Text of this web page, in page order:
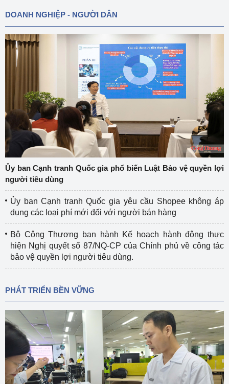
DOANH NGHIỆP - NGƯỜI DÂN
Ủy ban Cạnh tranh Quốc gia phổ biến Luật Bảo vệ quyền lợi
người tiêu dùng
Ủy ban Cạnh tranh Quốc gia yêu cầu Shopee không áp
dụng các loại phí mới đối với người bán hàng
Bộ Công Thương ban hành Kế hoạch hành động thực
hiện Nghị quyết số 87/NQ-CP của Chính phủ về công tác
bảo vệ quyền lợi người tiêu dùng.
PHÁT TRIỂN BỀN VỮNG